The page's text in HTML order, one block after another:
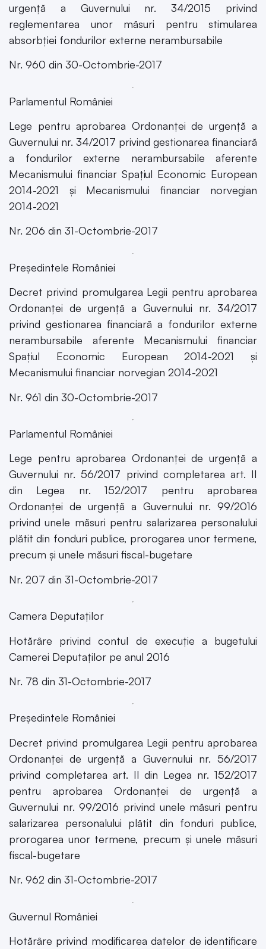
urgență a Guvernului nr. 34/2015 privind
reglementarea unor măsuri pentru stimularea
absorbției fondurilor externe nerambursabile
Nr. 960 din 30-Octombrie-2017
Parlamentul României
Lege pentru aprobarea Ordonanței de urgență a
Guvernului nr. 34/2017 privind gestionarea financiară
a fondurilor externe nerambursabile aferente
Mecanismului financiar Spațiul Economic European
2014-2021 și Mecanismului financiar norvegian
2014-2021
Nr. 206 din 31-Octombrie-2017
Președintele României
Decret privind promulgarea Legii pentru aprobarea
Ordonanței de urgență a Guvernului nr. 34/2017
privind gestionarea financiară a fondurilor externe
nerambursabile aferente Mecanismului financiar
Spațiul Economic European 2014-2021 și
Mecanismului financiar norvegian 2014-2021
Nr. 961 din 30-Octombrie-2017
Parlamentul României
Lege pentru aprobarea Ordonanței de urgență a
Guvernului nr. 56/2017 privind completarea art. II
din Legea nr. 152/2017 pentru aprobarea
Ordonanței de urgență a Guvernului nr. 99/2016
privind unele măsuri pentru salarizarea personalului
plătit din fonduri publice, prorogarea unor termene,
precum și unele măsuri fiscal-bugetare
Nr. 207 din 31-Octombrie-2017
Camera Deputaților
Hotărâre privind contul de execuție a bugetului
Camerei Deputaților pe anul 2016
Nr. 78 din 31-Octombrie-2017
Președintele României
Decret privind promulgarea Legii pentru aprobarea
Ordonanței de urgență a Guvernului nr. 56/2017
privind completarea art. II din Legea nr. 152/2017
pentru aprobarea Ordonanței de urgență a
Guvernului nr. 99/2016 privind unele măsuri pentru
salarizarea personalului plătit din fonduri publice,
prorogarea unor termene, precum și unele măsuri
fiscal-bugetare
Nr. 962 din 31-Octombrie-2017
Guvernul României
Hotărâre privind modificarea datelor de identificare